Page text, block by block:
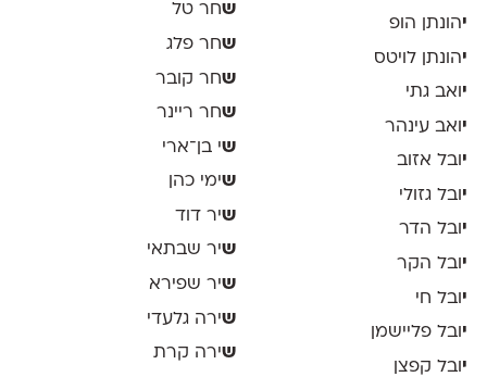
יהונתן הופ
יהונתן לויטס
י ואב גתי
י ואב עינהר
יובל אזוב
י ובל גזולי
יובל הדר
י ובל הקר
י ובל חי
יובל פליישמן
י ובל קפצן
שחר טל
שחר פלג
שחר קובר
שחר ריינר
שי בן־ארי
שימי כהן
שיר דוד
שיר שבתאי
שיר שפירא
שירה גלעדי
שירה קרת